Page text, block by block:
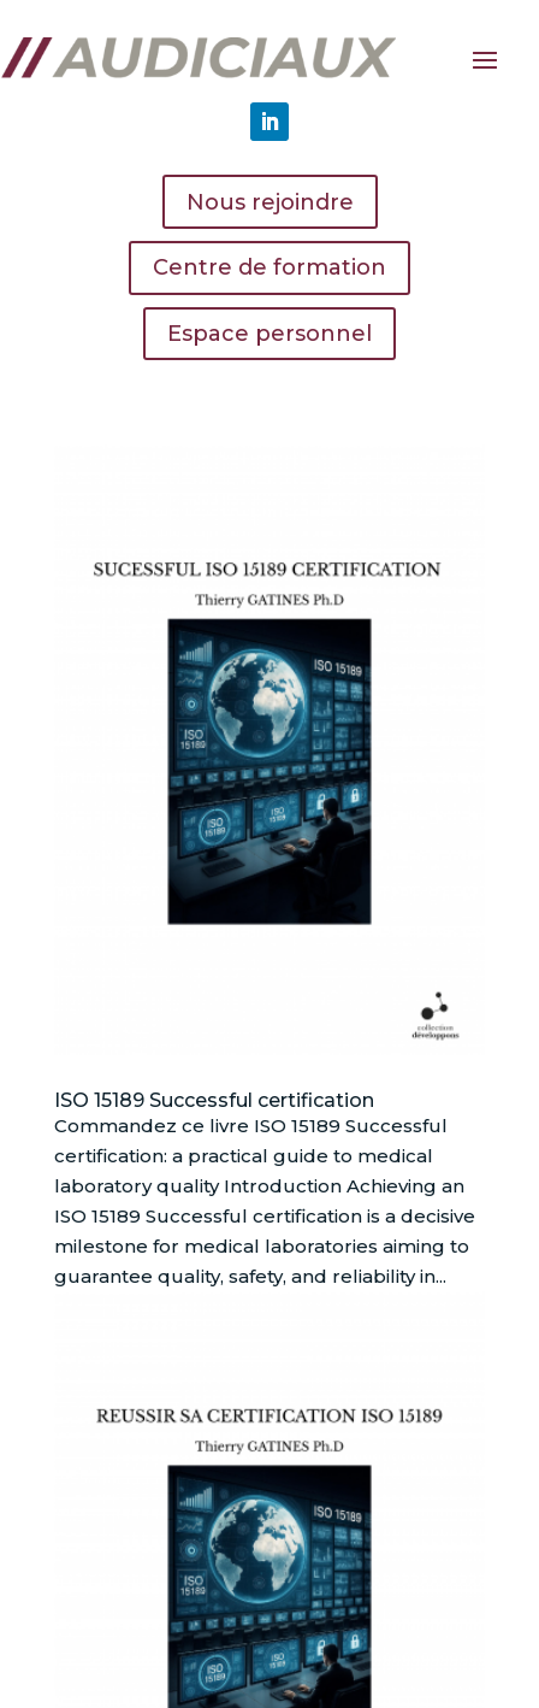
Nous rejoindre
Centre de formation
Espace personnel
ISO 15189 Successful certification
Commandez ce livre ISO 15189 Successful
certification: a practical guide to medical
laboratory quality Introduction Achieving an
ISO 15189 Successful certification is a decisive
milestone for medical laboratories aiming to
guarantee quality, safety, and reliability in...